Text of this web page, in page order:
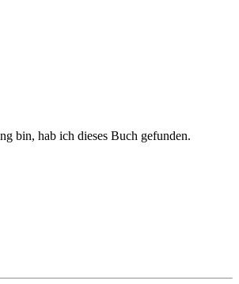
bin, hab ich dieses Buch gefunden.